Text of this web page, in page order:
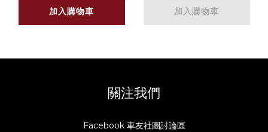
加入購物車 加入購物車
關注我們
Facebook 車友社團討論區